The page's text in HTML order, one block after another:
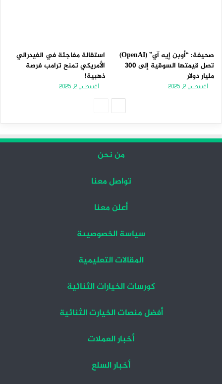
صحيفة: “أوبن إيه آي” (OpenAI)
تصل قيمتها السوقية إلى 300
مليار دولار
أغسطس 2, 2025
استقالة مفاجئة في الفيدرالي
الأمريكي تمنح ترامب فرصة
ذهبية!
أغسطس 2, 2025
من نحن
تواصل معنا
أعلن معنا
سياسة الخصوصيىة
المقالات التعليمية
كورسات الخيارات الثنائية
أفضل منصات الخيارت الثنائية
أخبار العملات
أخبار السلع